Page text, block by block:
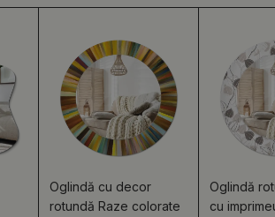
Oglindă cu decor
rotundă Raze colorate
Oglindă
cu